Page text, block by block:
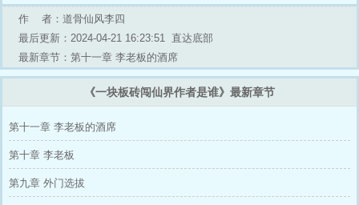
知道是哪个王八蛋扔的板砖正好砸主角脑袋上，
处森林差点丧命狼口，又遭奸人拐卖，最终机缘
巧合之下加入修行门派开始了修仙之旅。
作 者：道骨仙风李四
最后更新：2024-04-21 16:23:51 直达底部
最新章节：第十一章 李老板的酒席
《一块板砖闯仙界作者是谁》最新章节
第十一章 李老板的酒席
第十章 李老板
第九章 外门选拔